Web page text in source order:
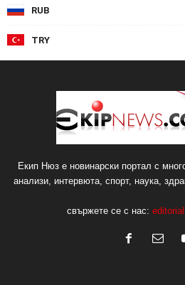
RUB
TRY
Екип Нюз е новинарски портал с
анализи, интервюта, спорт, наука,
свържете се с нас: